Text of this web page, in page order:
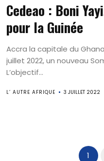
Cedeao : Boni
pour la Guinée
Accra la capitale du
juillet 2022, un nouveau
L’objectif...
L’ AUTRE AFRIQUE 3 JUILLET 2022
1